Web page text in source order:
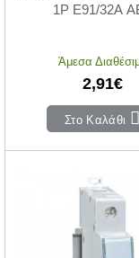
1P E91/32Α
Άμεσα
2,91€
Στο Καλάθι